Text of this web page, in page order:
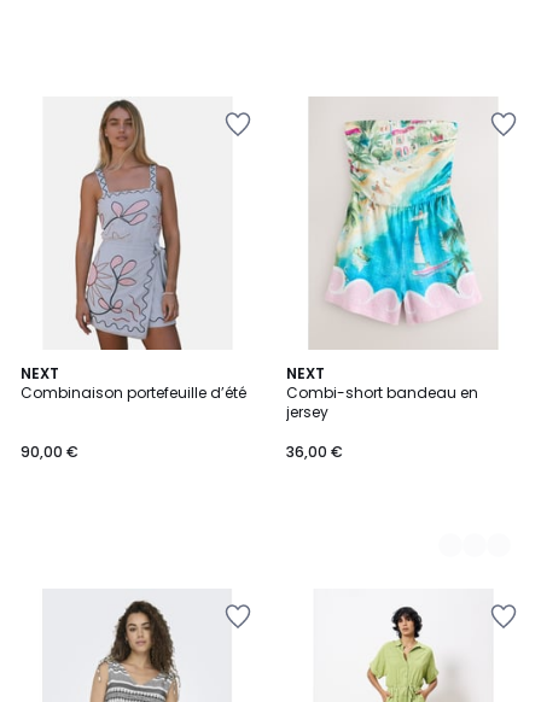
NEXT
Combinaison portefeuille d’été
90,00 €
NEXT
Combi-short bandeau en
jersey
36,00 €
5
Couleurs